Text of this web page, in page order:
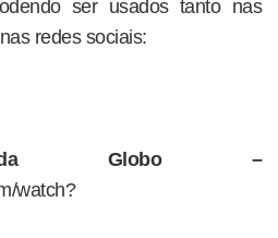
ser usados tanto nas
redes sociais:
da Globo –
watch?